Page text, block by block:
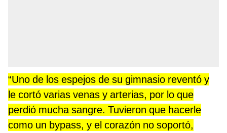
“Uno de los espejos de su gimnasio reventó y
le cortó varias venas y arterias, por lo que
perdió mucha sangre. Tuvieron que hacerle
como un bypass, y el corazón no soportó,